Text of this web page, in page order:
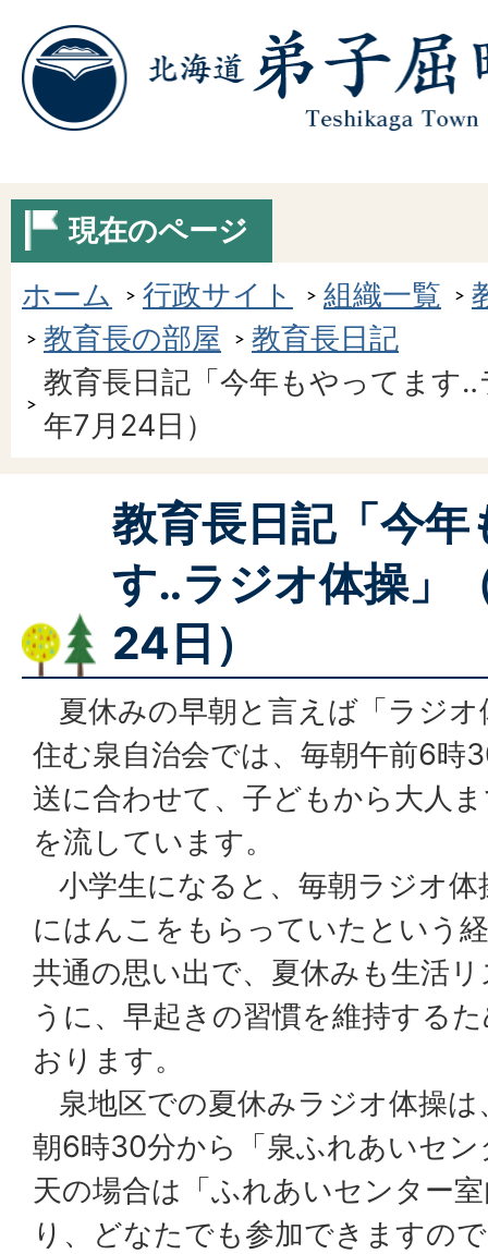
現在のページ
ホーム
行政サイト 組織一覧
教育長の部屋
教育長日記
教育長日記「今年もやってます
年7月24日）
教育長日記「今
す‥ラジオ体操」
24日）
夏休みの早朝と言えば「ラジ
住む泉自治会では、毎朝午前6時
送に合わせて、子どもから大人
を流しています。
小学生になると、毎朝ラジオ
にはんこをもらっていたという
共通の思い出で、夏休みも生活
うに、早起きの習慣を維持する
おります。
泉地区での夏休みラジオ体操
朝6時30分から「泉ふれあいセン
天の場合は「ふれあいセンター
り、どなたでも参加できますの